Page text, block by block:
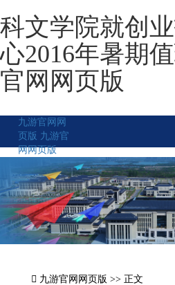
科文学院就创
心2016年暑期
官网网页版
九游官网网
页版 九游官
网网页版
九游官网网页版 >> 正文